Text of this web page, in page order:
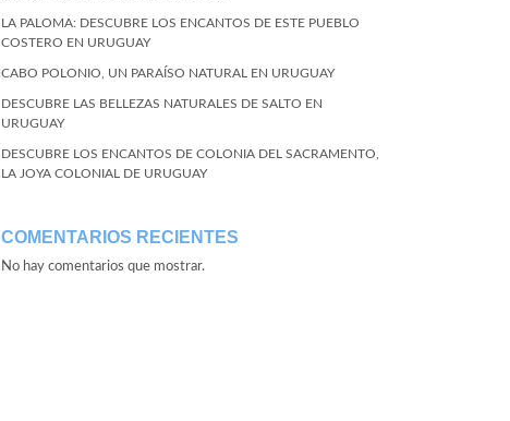
LA PALOMA: DESCUBRE LOS ENCANTOS DE ESTE PUEBLO
COSTERO EN URUGUAY
CABO POLONIO, UN PARAÍSO NATURAL EN URUGUAY
DESCUBRE LAS BELLEZAS NATURALES DE SALTO EN
URUGUAY
DESCUBRE LOS ENCANTOS DE COLONIA DEL SACRAMENTO,
LA JOYA COLONIAL DE URUGUAY
COMENTARIOS RECIENTES
No hay comentarios que mostrar.